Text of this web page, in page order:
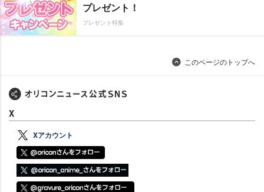
プレゼント！
プレゼント特集
このページのトップへ
X
Xアカウント